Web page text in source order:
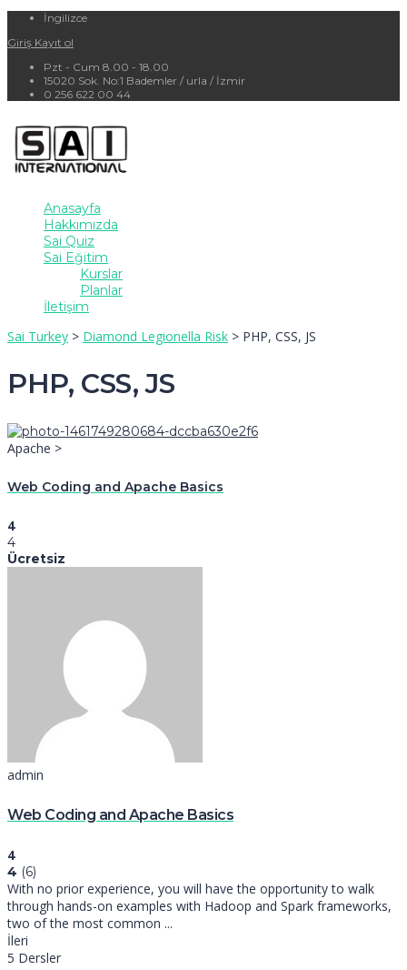
İngilizce
Giriş Kayıt ol
Pzt - Cum 8.00 - 18.00
15020 Sok. No:1 Bademler / urla / İzmir
0 256 622 00 44
Anasayfa
Hakkımızda
Sai Quiz
Sai Eğitim
Kurslar
Planlar
İletişim
Sai Turkey > Diamond Legionella Risk > PHP, CSS, JS
PHP, CSS, JS
Apache >
Web Coding and Apache Basics
4
4
Ücretsiz
admin
Web Coding and Apache Basics
4
4 (6)
With no prior experience, you will have the opportunity to walk
through hands-on examples with Hadoop and Spark frameworks,
two of the most common ...
İleri
5 Dersler